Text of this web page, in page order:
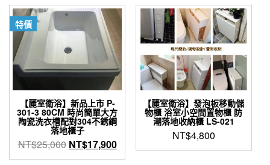
特價
【麗室衛浴】新品上市 P-
301-3 80CM 時尚簡單大方
陶瓷洗衣槽配對304不銹鋼
落地櫃子
NT$25,000 原
始
NT$17,900目
前
【麗室衛浴】發泡板移動儲
物櫃 浴室小空間置物櫃 防
潮落地收納櫃 LS-021
NT$4,800